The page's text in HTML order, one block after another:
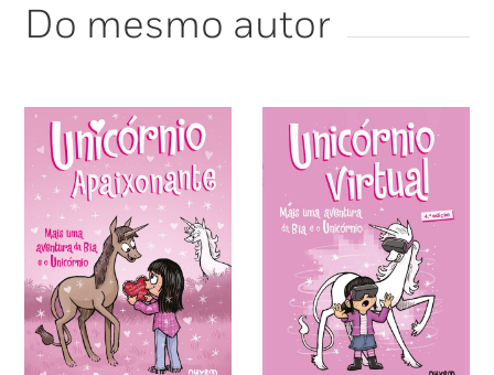
Do mesmo autor